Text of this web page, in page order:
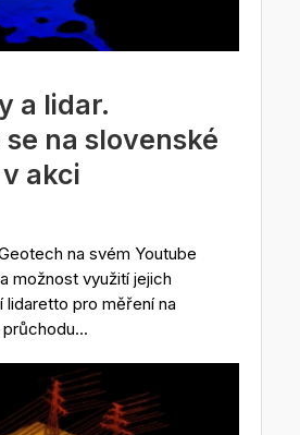
a lidar.
na slovenské
akci
na svém Youtube
možnost využití jejich
lidaretto pro měření na